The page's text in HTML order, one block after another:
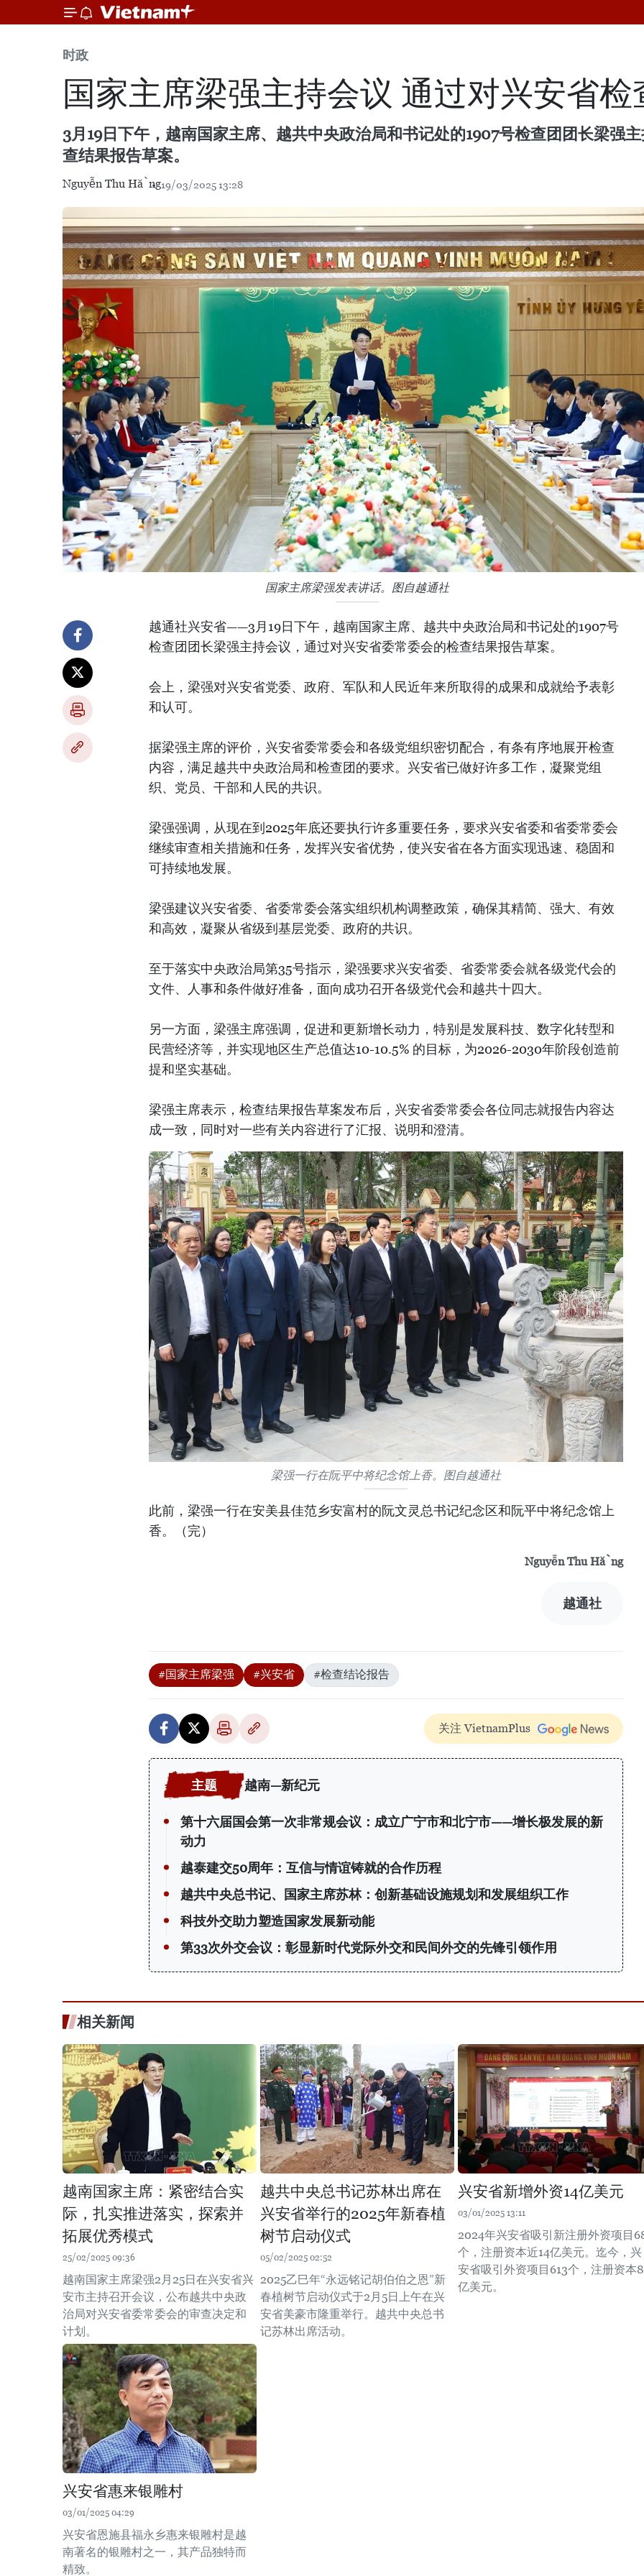
时政
国家主席梁强主持会议 通过对兴安省
3月19日下午，越南国家主席、越共中央政治局和书记处的1907号检查团团长梁强
查结果报告草案。
Nguyễn Thu Hằng19/03/2025 13:28
国家主席梁强发表讲话。图自越通社
越通社兴安省——3月19日下午，越南国家主席、越共中央政治局和书记处的1907号
检查团团长梁强主持会议，通过对兴安省委常委会的检查结果报告草案。
会上，梁强对兴安省党委、政府、军队和人民近年来所取得的成果和成就给予表彰
和认可。
据梁强主席的评价，兴安省委常委会和各级党组织密切配合，有条有序地展开检查
内容，满足越共中央政治局和检查团的要求。兴安省已做好许多工作，凝聚党组
织、党员、干部和人民的共识。
梁强强调，从现在到2025年底还要执行许多重要任务，要求兴安省委和省委常委会
继续审查相关措施和任务，发挥兴安省优势，使兴安省在各方面实现迅速、稳固和
可持续地发展。
梁强建议兴安省委、省委常委会落实组织机构调整政策，确保其精简、强大、有效
和高效，凝聚从省级到基层党委、政府的共识。
至于落实中央政治局第35号指示，梁强要求兴安省委、省委常委会就各级党代会的
文件、人事和条件做好准备，面向成功召开各级党代会和越共十四大。
另一方面，梁强主席强调，促进和更新增长动力，特别是发展科技、数字化转型和
民营经济等，并实现地区生产总值达10-10.5% 的目标，为2026-2030年阶段创造前
提和坚实基础。
梁强主席表示，检查结果报告草案发布后，兴安省委常委会各位同志就报告内容达
成一致，同时对一些有关内容进行了汇报、说明和澄清。
梁强一行在阮平中将纪念馆上香。图自越通社
此前，梁强一行在安美县佳范乡安富村的阮文灵总书记纪念区和阮平中将纪念馆上
香。（完）
Nguyễn Thu Hằng
越通社
#国家主席梁强 #兴安省 #检查结论报告
关注 VietnamPlus
越南—新纪元
第十六届国会第一次非常规会议：成立广宁市和北宁市——增长极发展的新
动力
越泰建交50周年：互信与情谊铸就的合作历程
越共中央总书记、国家主席苏林：创新基础设施规划和发展组织工作
科技外交助力塑造国家发展新动能
第33次外交会议：彰显新时代党际外交和民间外交的先锋引领作用
相关新闻
越南国家主席：紧密结合实
际，扎实推进落实，探索并
拓展优秀模式
25/02/2025 09:36
越南国家主席梁强2月25日在兴安省兴
安市主持召开会议，公布越共中央政
治局对兴安省委常委会的审查决定和
计划。
越共中央总书记苏林出席在
兴安省举行的2025年新春植
树节启动仪式
05/02/2025 02:52
2025乙巳年“永远铭记胡伯伯之恩”新
春植树节启动仪式于2月5日上午在兴
安省美豪市隆重举行。越共中央总书
记苏林出席活动。
兴安省新增外资14亿美元
03/01/2025 13:11
2024年兴安省吸引新注册外资项目
个，注册资本近14亿美元。迄今，兴
安省吸引外资项目613个，注册资本
亿美元。
兴安省惠来银雕村
03/01/2025 04:29
兴安省恩施县福永乡惠来银雕村是越
南著名的银雕村之一，其产品独特而
精致。